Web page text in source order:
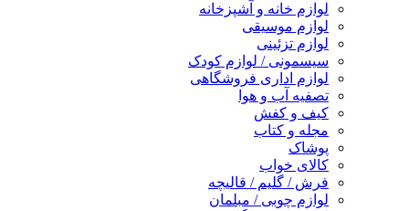
لوازم خانه و آشپزخانه
لوازم موسیقی
لوازم تزئینی
سیسمونی / لوازم کودک
لوازم اداری فروشگاهی
تصفیه آب و هوا
کیف و کفش
مجله و کتاب
پوشاک
کالای خواب
فرش / گلیم / قالیچه
لوازم چوبی / مبلمان